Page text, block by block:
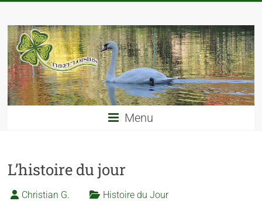
Menu
L’histoire du jour
Christian G. Histoire du Jour